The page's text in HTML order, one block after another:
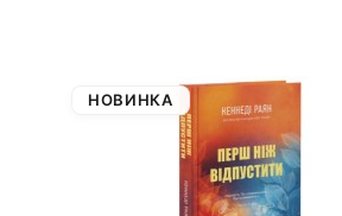
НОВИНКА